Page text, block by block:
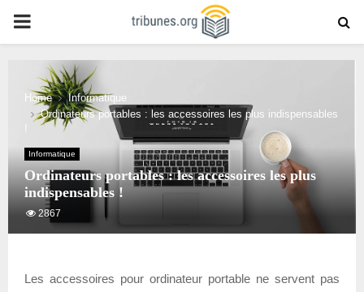
PRIMARY
MENU
Home
Informatique
Ordinateurs portables : les accessoires les plus indispensables
!
Informatique
Ordinateurs portables : les accessoires les plus
indispensables !
2867
Les accessoires pour ordinateur portable ne servent pas